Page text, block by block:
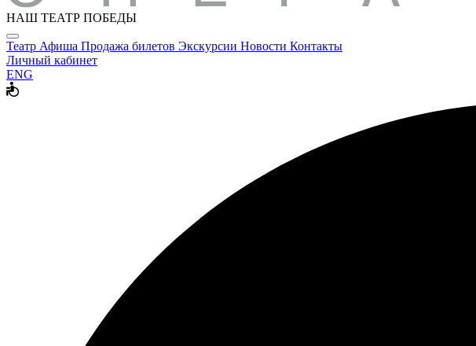
НАШ ТЕАТР ПОБЕДЫ
Театр Афиша Продажа билетов Экскурсии Новости Контакты
Личный кабинет
ENG